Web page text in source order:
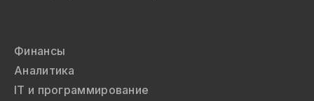
Финансы
Аналитика
IT и программирование